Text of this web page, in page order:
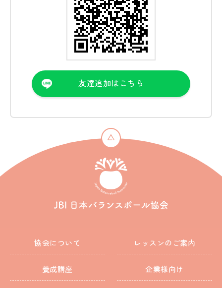
友達追加はこちら
協会について レッスンのご案内
養成講座 企業様向け